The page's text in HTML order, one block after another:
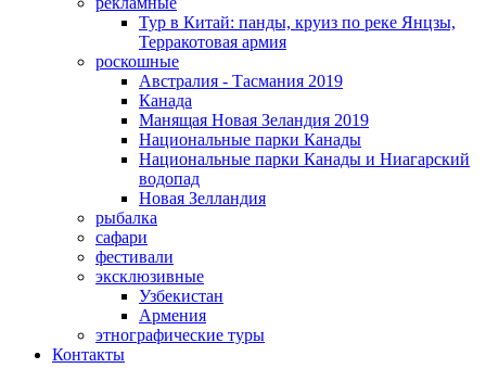
Тур в Китай: панды, круиз по реке Янцзы,
Терракотовая армия
роскошные
Австралия - Тасмания 2019
Канада
Манящая Новая Зеландия 2019
Национальные парки Канады
Национальные парки Канады и Ниагарский
водопад
Новая Зелландия
рыбалка
сафари
фестивали
эксклюзивные
Узбекистан
Армения
этнографические туры
Контакты